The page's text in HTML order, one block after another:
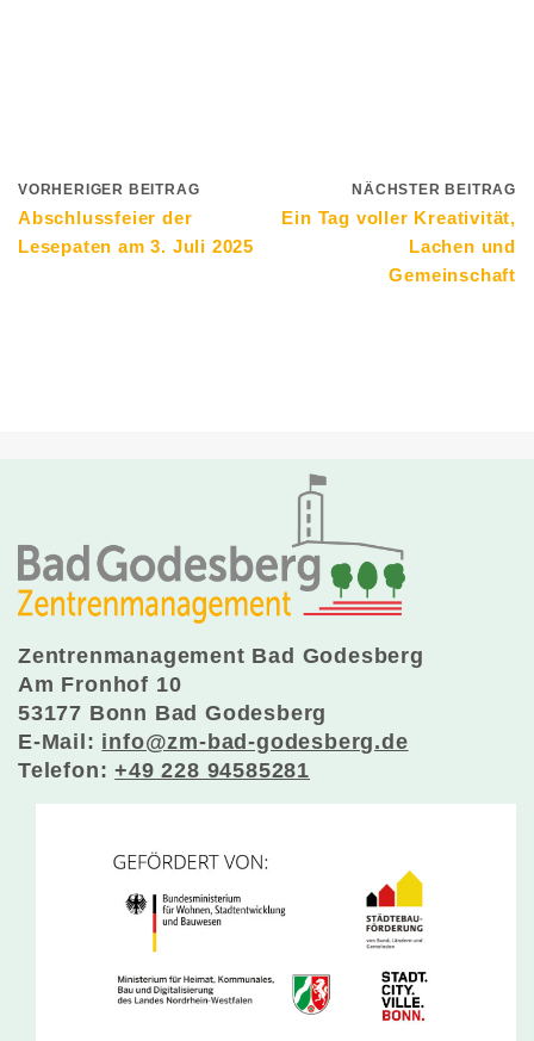
VORHERIGER BEITRAG
Abschlussfeier der
Lesepaten am 3. Juli 2025
NÄCHSTER BEITRAG
Ein Tag voller Kreativität,
Lachen und
Gemeinschaft
Zentrenmanagement Bad Godesberg
Am Fronhof 10
53177 Bonn Bad Godesberg
E-Mail: info@zm-bad-godesberg.de
Telefon:+49 228 94585281